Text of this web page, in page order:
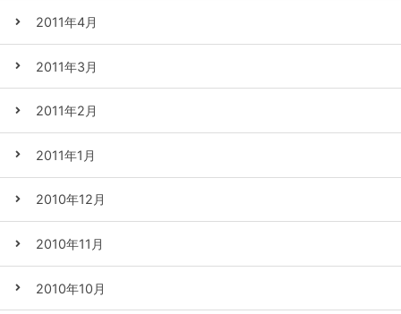
2011年4月
2011年3月
2011年2月
2011年1月
2010年12月
2010年11月
2010年10月